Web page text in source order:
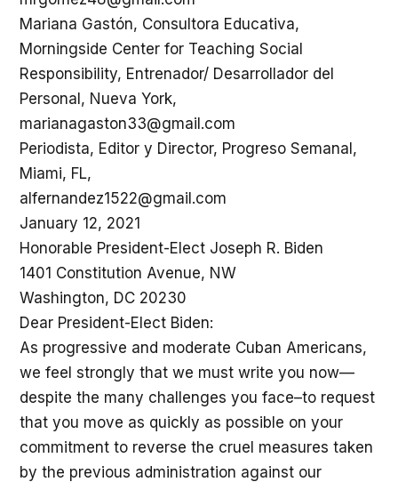
Mariana Gastón, Consultora Educativa,
Morningside Center for Teaching Social
Responsibility, Entrenador/ Desarrollador del
Personal, Nueva York,
marianagaston33@gmail.com
Periodista, Editor y Director, Progreso Semanal,
Miami, FL,
alfernandez1522@gmail.com
January 12, 2021
Honorable President-Elect Joseph R. Biden
1401 Constitution Avenue, NW
Washington, DC 20230
Dear President-Elect Biden:
As progressive and moderate Cuban Americans,
we feel strongly that we must write you now—
despite the many challenges you face–to request
that you move as quickly as possible on your
commitment to reverse the cruel measures taken
by the previous administration against our